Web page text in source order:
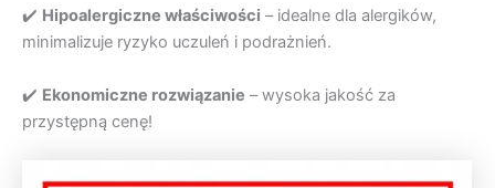
✔️ Hipoalergiczne właściwości – idealne dla alergików,
minimalizuje ryzyko uczuleń i podrażnień.
✔️ Ekonomiczne rozwiązanie – wysoka jakość za
przystępną cenę!